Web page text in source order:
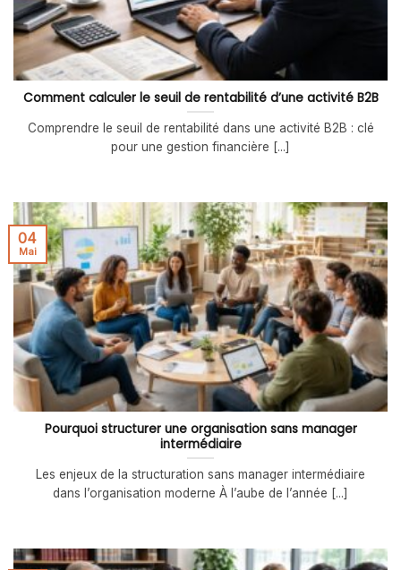
Comment calculer le seuil de rentabilité d’une activité B2B
Comprendre le seuil de rentabilité dans une activité B2B : clé
pour une gestion financière [...]
Pourquoi structurer une organisation sans manager
intermédiaire
Les enjeux de la structuration sans manager intermédiaire
dans l’organisation moderne À l’aube de l’année [...]
04
Mai